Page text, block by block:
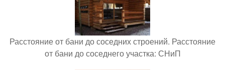
Расстояние от бани до соседних строений. Расстояние
от бани до соседнего участка: СНиП